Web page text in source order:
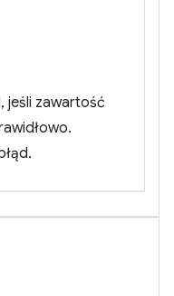
jeśli zawartość